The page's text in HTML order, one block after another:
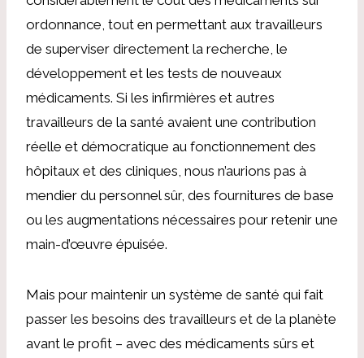
ordonnance, tout en permettant aux travailleurs
de superviser directement la recherche, le
développement et les tests de nouveaux
médicaments. Si les infirmières et autres
travailleurs de la santé avaient une contribution
réelle et démocratique au fonctionnement des
hôpitaux et des cliniques, nous n’aurions pas à
mendier du personnel sûr, des fournitures de base
ou les augmentations nécessaires pour retenir une
main-d’œuvre épuisée.
Mais pour maintenir un système de santé qui fait
passer les besoins des travailleurs et de la planète
avant le profit – avec des médicaments sûrs et